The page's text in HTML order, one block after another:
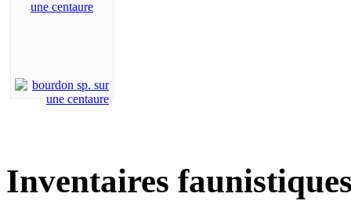
Inventaires